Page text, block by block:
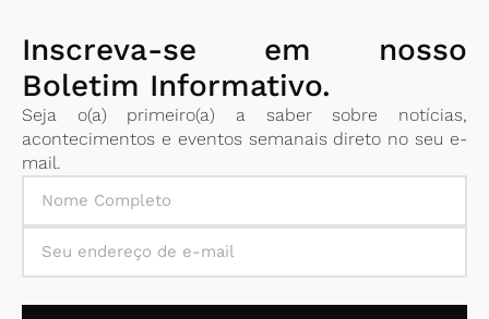
Inscreva-se em nosso
Boletim Informativo.
Seja o(a) primeiro(a) a saber sobre notícias,
acontecimentos e eventos semanais direto no seu e-
mail.